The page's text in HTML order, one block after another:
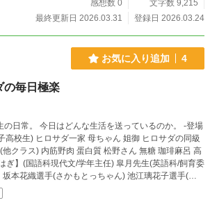
感想数 0
文字数 9,215
最終更新日 2026.03.31
登録日 2026.03.24
お気に入り追加 4
の毎日極楽
日常。 今日はどんな生活を送っているのか。 -登場